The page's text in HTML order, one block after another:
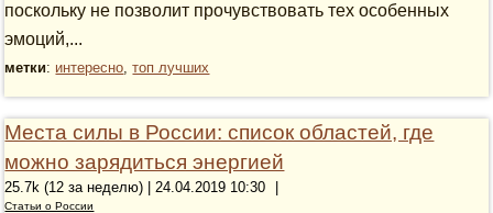
поскольку не позволит прочувствовать тех особенных
эмоций,...
метки: интересно,топ лучших
Места силы в России: список областей, где
можно зарядиться энергией
25.7k (12 за неделю) | 24.04.2019 10:30
Статьи о России